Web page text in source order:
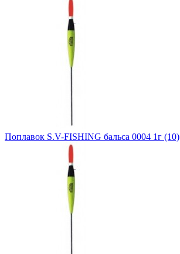
Поплавок S.V-FISHING бальса 0004 1г (10)